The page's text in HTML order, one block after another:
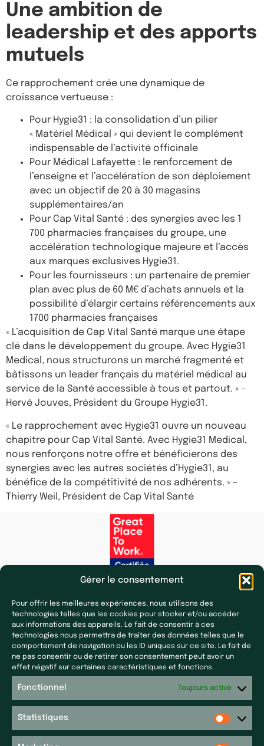
Gérer le consentement
Pour offrir les meilleures expériences, nous utilisons des
technologies telles que les cookies pour stocker et/ou accéder
aux informations des appareils. Le fait de consentir à ces
technologies nous permettra de traiter des données telles que le
comportement de navigation ou les ID uniques sur ce site. Le fait de
ne pas consentir ou de retirer son consentement peut avoir un
effet négatif sur certaines caractéristiques et fonctions.
Fonctionnel Toujours activé
Statistiques
Une ambition de
leadership et des apports
mutuels
Ce rapprochement crée une dynamique de
croissance vertueuse :
Pour Hygie31 : la consolidation d’un pilier
« Matériel Médical » qui devient le complément
indispensable de l’activité officinale
Pour Médical Lafayette : le renforcement de
l’enseigne et l’accélération de son déploiement
avec un objectif de 20 à 30 magasins
supplémentaires/an
Pour Cap Vital Santé : des synergies avec les 1
700 pharmacies françaises du groupe, une
accélération technologique majeure et l’accès
aux marques exclusives Hygie31.
Pour les fournisseurs : un partenaire de premier
plan avec plus de 60 M€ d’achats annuels et la
possibilité d’élargir certains référencements aux
1700 pharmacies françaises
« L’acquisition de Cap Vital Santé marque une étape
clé dans le développement du groupe. Avec Hygie31
Medical, nous structurons un marché fragmenté et
bâtissons un leader français du matériel médical au
service de la Santé accessible à tous et partout. » –
Hervé Jouves, Président du Groupe Hygie31.
« Le rapprochement avec Hygie31 ouvre un nouveau
chapitre pour Cap Vital Santé. Avec Hygie31 Medical,
nous renforçons notre offre et bénéficierons des
synergies avec les autres sociétés d’Hygie31, au
bénéfice de la compétitivité de nos adhérents. » –
Thierry Weil, Président de Cap Vital Santé
Nos filiales
Laf Santé
Ecoceutics
Gener+
Elsker Group
Presse & actualités
Toutes nos actualités
Presse